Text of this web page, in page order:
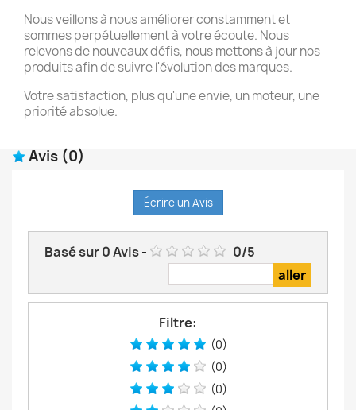
Nous veillons à nous améliorer constamment et
sommes perpétuellement à votre écoute. Nous
relevons de nouveaux défis, nous mettons à jour nos
produits afin de suivre l'évolution des marques.
Votre satisfaction, plus qu'une envie, un moteur, une
priorité absolue.
Avis (0)
Écrire un Avis
Basé sur0Avis- 0/5
Filtre:
(0)
(0)
(0)